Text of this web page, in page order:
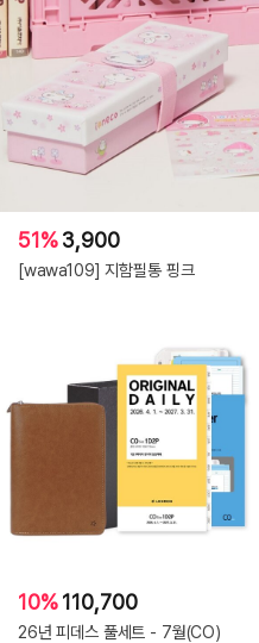
51%3,900
[wawa109] 지함필통 핑크
10%110,700
26년 피데스 풀세트 - 7월(CO)